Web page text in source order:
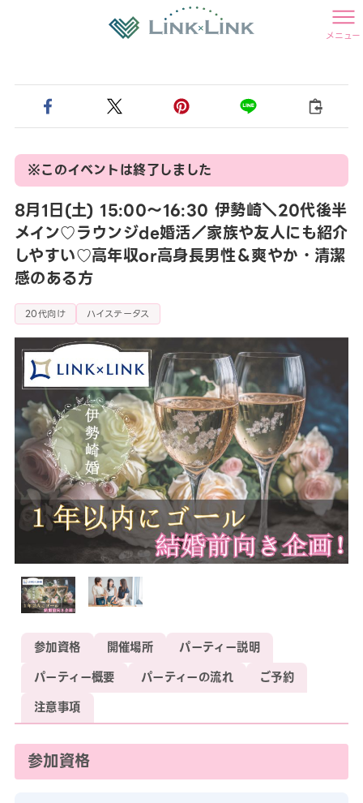
メニュー
※このイベントは終了しました
8月1日(土) 15:00〜16:30 伊勢崎＼20代後半
メイン♡ラウンジde婚活／家族や友人にも紹介
しやすい♡高年収or高身長男性＆爽やか・清潔
感のある方
20代向け ハイステータス
参加資格 開催場所
パーティー説明
パーティー概要
パーティーの流れ
ご予約
注意事項
参加資格